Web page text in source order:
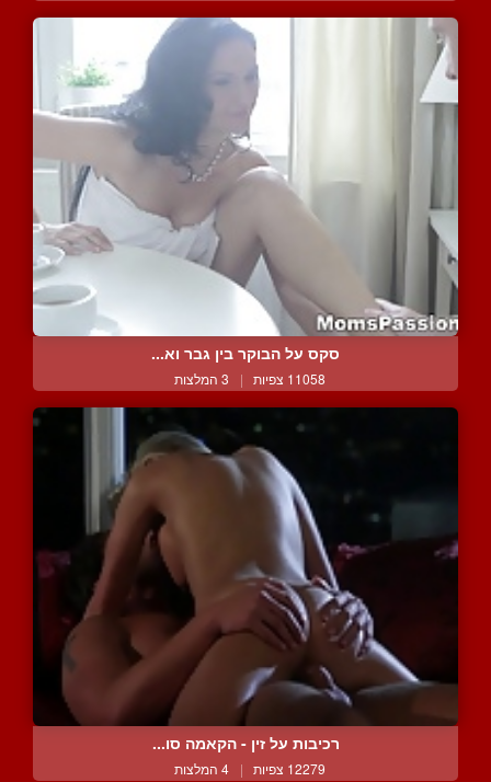
סקס על הבוקר בין גבר וא...
11058 צפיות | 3 המלצות
רכיבות על זין - הקאמה סו...
12279 צפיות | 4 המלצות